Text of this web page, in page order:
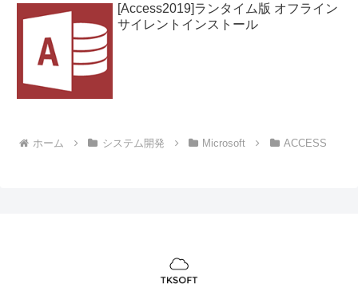
[Access2019]ランタイム版 オフライン
サイレントインストール
ホーム システム開発 Microsoft ACCESS